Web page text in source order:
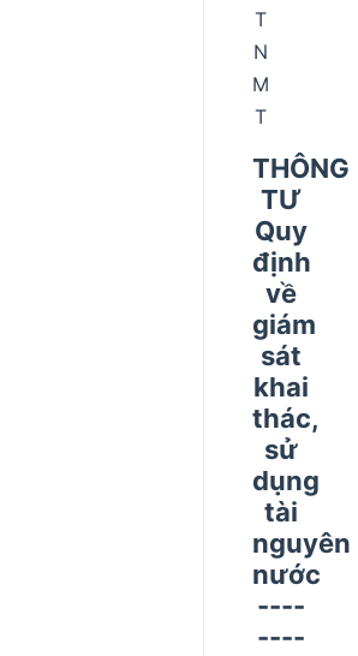
T
N
M
T
THÔNG
TƯ
Quy
định
về
giám
sát
khai
thác,
sử
dụng
tài
nguyên
nước
----
----